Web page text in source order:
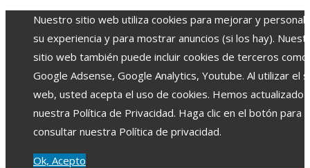
Nuestro sitio web utiliza cookies para mejorar y
su experiencia y para mostrar anuncios (si los hay).
sitio web también puede incluir cookies de terceros como
Google Adsense, Google Analytics, Youtube. Al utilizar el
web, usted acepta el uso de cookies. Hemos actualizado
nuestra Política de Privacidad. Haga clic en el botón para
consultar nuestra Política de privacidad.
Ok, Acepto